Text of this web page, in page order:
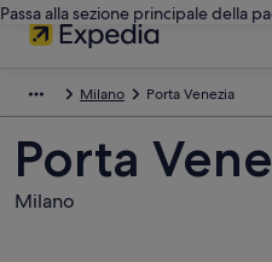
Passa alla sezione principale della
Milano Porta Venezia
Porta
Milano